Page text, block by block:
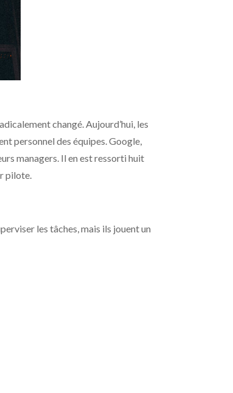
changé. Aujourd’hui, les
personnel des équipes. Google,
managers. Il en est ressorti huit
pilote.
les tâches, mais ils jouent un